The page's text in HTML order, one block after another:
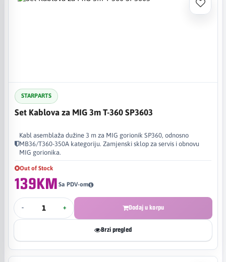
STARPARTS
Set Kablova za MIG 3m T-360 SP3603
Kabl asemblaža dužine 3 m za MIG gorionik SP360, odnosno
MB36/T360-350A kategoriju. Zamjenski sklop za servis i obnovu
MIG gorionika.
Out of Stock
139KM Sa PDV-om
- + Dodaj u korpu
Brzi pregled